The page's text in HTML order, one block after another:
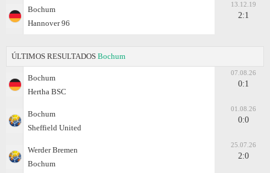
Bochum
Hannover 96
13.12.19
2:1
ÚLTIMOS RESULTADOS Bochum
Bochum
Hertha BSC
07.08.26
0:1
Bochum
Sheffield United
01.08.26
0:0
Werder Bremen
Bochum
25.07.26
2:0